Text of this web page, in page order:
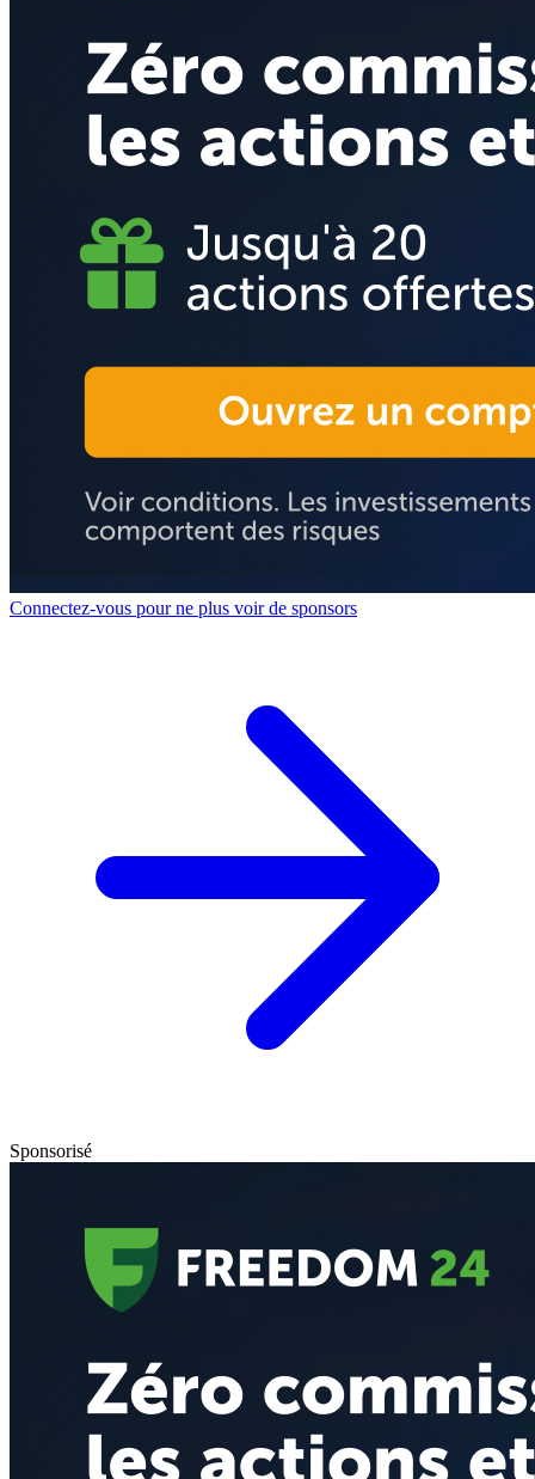
Connectez-vous pour ne plus voir de sponsors
Sponsorisé